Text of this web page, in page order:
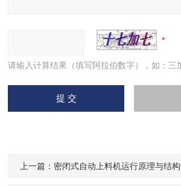
请输入计算结果（填写阿拉伯数字），如：三
上一篇： 密闭式自动上料机运行原理与结